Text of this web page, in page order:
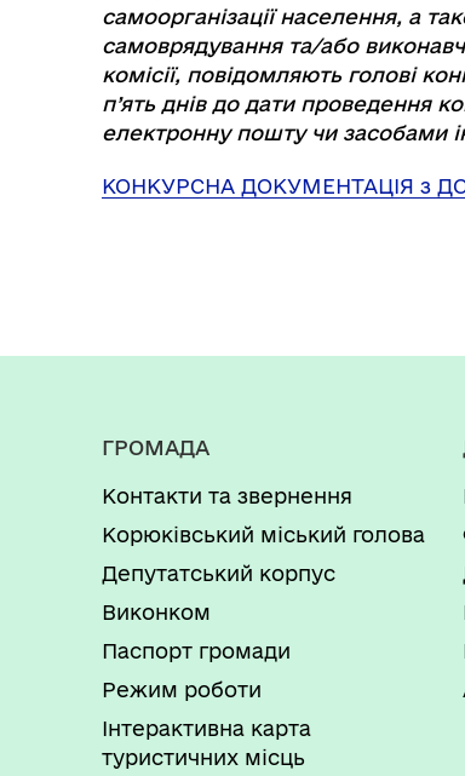
самоорганізації населення, а
самоврядування та/або
комісії, повідомляють голові
п’ять днів до дати проведення
електронну пошту чи засобами
КОНКУРСНА ДОКУМЕНТАЦІЯ з
ГРОМАДА
Контакти та звернення
Корюківський міський голова
Депутатський корпус
Виконком
Паспорт громади
Режим роботи
Інтерактивна карта
туристичних місць